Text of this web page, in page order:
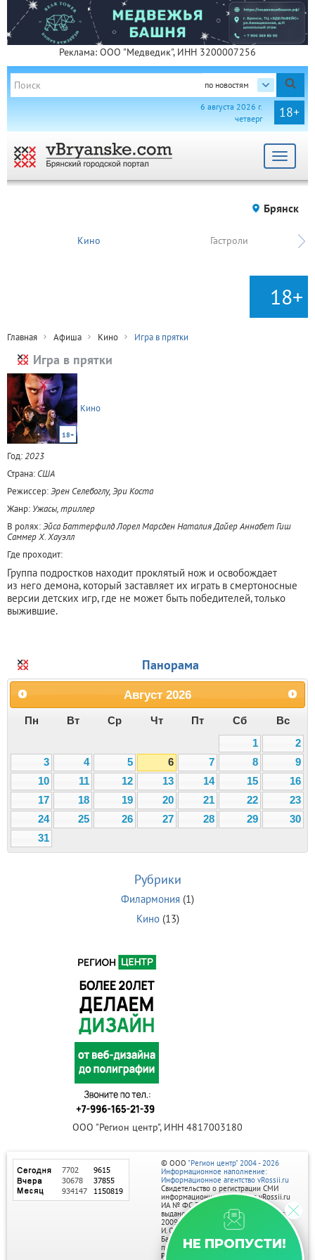
Реклама: ООО "Медведик", ИНН 3200007256
по новостям
18+
6 августа 2026 г.
четверг
Toggle
Брянск
Кино Гастроли
18+
Главная Афиша Кино Игра в прятки
Игра в прятки
18+
Кино
Год:2023
Страна: США
Режиссер:Эрен Селебоглу, Эри Коста
Жанр: Ужасы, триллер
В ролях:Эйса Баттерфилд Лорел Марсден Наталия Дайер Аннабет Гиш
Саммер Х. Хауэлл
Где проходит:
Группа подростков находит проклятый нож и освобождает
из него демона, который заставляет их играть в смертоносные
версии детских игр, где не может быть победителей, только
выжившие.
Панорама
Август 2026
Пн Вт Ср Чт Пт Сб
Вс
1
2
3
4 5 6 7 8
9
10
11 12 13 14 15
16
17
18 19 20 21 22
23
24
25 26 27 28 29
30
31
Рубрики
Филармония (1)
Кино(13)
ООО "Регион центр", ИНН 4817003180
НЕ ПРОПУСТИ!
© ООО "Регион центр" 2004 - 2026
Информационное наполнение:
Информационное агентство vRossii.ru
Свидетельство о регистрации СМИ
информационного агентства vRossii.ru
ИА № ФС 77‑35502
выдано РОСКОМНАДЗОРом 04 марта
2009г.
И. О. Главного редактора Нарыков А. Н.
Баннеры на портале размещаются на
правах рекламы.
Реклама на портале: